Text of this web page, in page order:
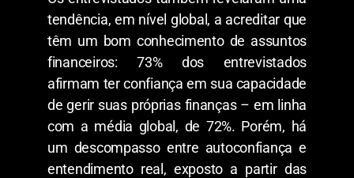
tendência, em nível global, a acreditar que
têm um bom conhecimento de assuntos
financeiros: 73% dos entrevistados
afirmam ter confiança em sua capacidade
de gerir suas próprias finanças – em linha
com a média global, de 72%. Porém, há
um descompasso entre autoconfiança e
entendimento real, exposto a partir das